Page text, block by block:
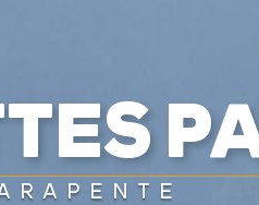
CASQUES